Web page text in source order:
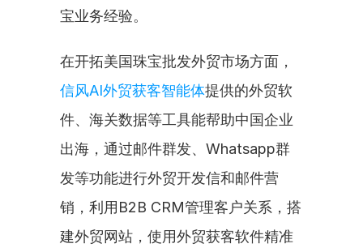
宝业务经验。
在开拓美国珠宝批发外贸市场方面，
信风AI外贸获客智能体提供的外贸软
件、海关数据等工具能帮助中国企业
出海，通过邮件群发、Whatsapp群
发等功能进行外贸开发信和邮件营
销，利用B2B CRM管理客户关系，搭
建外贸网站，使用外贸获客软件精准